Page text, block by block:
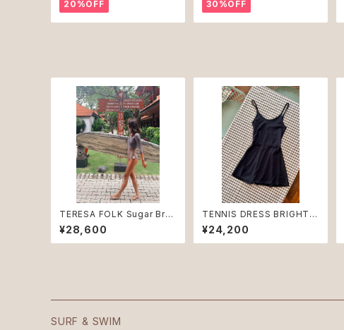
20%OFF 30%OFF
TERESA FOLK Sugar Bro
wn NUDE ♻︎
¥28,600
TENNIS DRESS BRIGHTO
N Nero ♻︎
¥24,200
SURF & SWIM